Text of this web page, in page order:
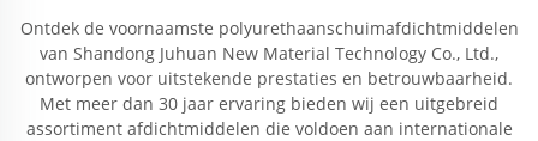
Ontdek de voornaamste polyurethaanschuimafdichtmiddelen
van Shandong Juhuan New Material Technology Co., Ltd.,
ontworpen voor uitstekende prestaties en betrouwbaarheid.
Met meer dan 30 jaar ervaring bieden wij een uitgebreid
assortiment afdichtmiddelen die voldoen aan internationale